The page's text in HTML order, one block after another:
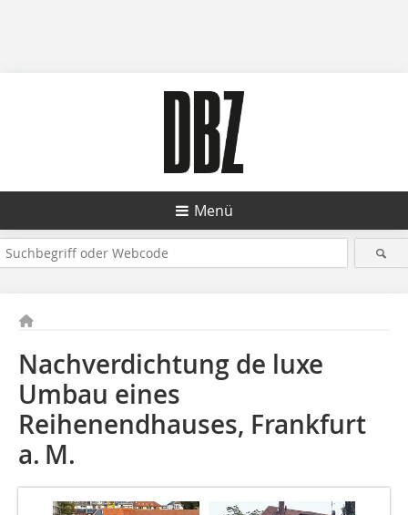
Menü
Nachverdichtung de luxe
Umbau eines
Reihenendhauses, Frankfurt
a. M.